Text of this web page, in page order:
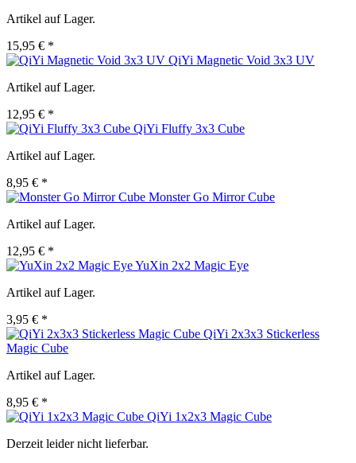
Artikel auf Lager.
15,95 € *
QiYi Magnetic Void 3x3 UV
Artikel auf Lager.
12,95 € *
QiYi Fluffy 3x3 Cube
Artikel auf Lager.
8,95 € *
Monster Go Mirror Cube
Artikel auf Lager.
12,95 € *
YuXin 2x2 Magic Eye
Artikel auf Lager.
3,95 € *
QiYi 2x3x3 Stickerless
Magic Cube
Artikel auf Lager.
8,95 € *
QiYi 1x2x3 Magic Cube
Derzeit leider nicht lieferbar.